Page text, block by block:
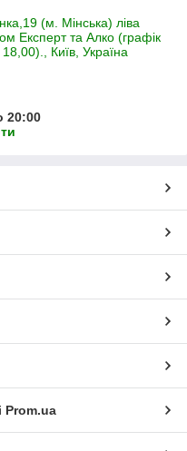
(м. Мінська) ліва
Експерт та Алко (графік
Київ, Україна
20:00
Prom.ua